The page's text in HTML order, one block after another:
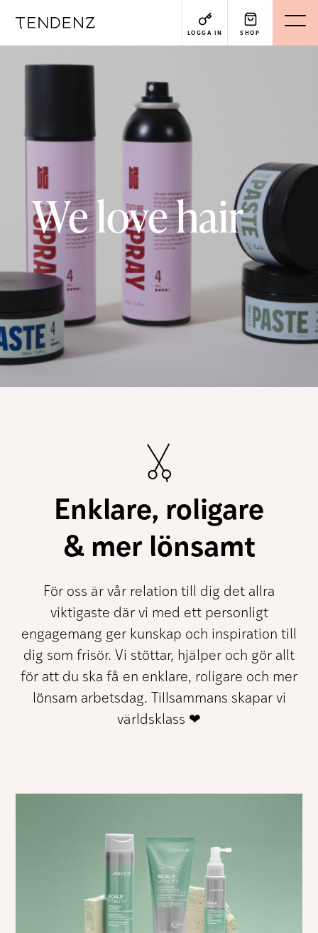
LOGGA IN SHOP
We love hair
Enklare, roligare
& mer lönsamt
För oss är vår relation till dig det allra
viktigaste där vi med ett personligt
engagemang ger kunskap och inspiration till
dig som frisör. Vi stöttar, hjälper och gör allt
för att du ska få en enklare, roligare och mer
lönsam arbetsdag. Tillsammans skapar vi
världsklass ❤
välja bort. De
behövs för att
hemsidan
över huvud
taget ska
Statistik
För att vi ska
kunna
förbättra
hemsidans
funktionalitet
och
uppbyggnad,
baserat på
används.
ditt besök.
Om du nekar
de här
kakorna
kommer viss
funktionalitet
att försvinna
från
hemsidan.